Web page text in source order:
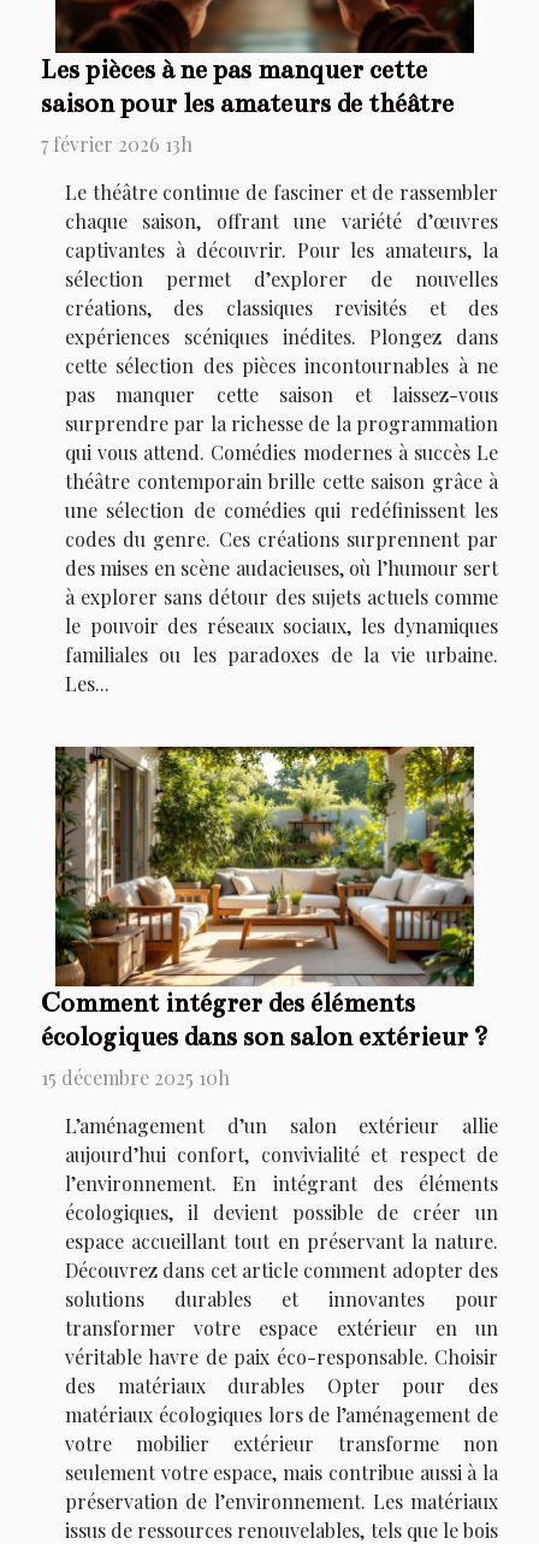
Les pièces à ne pas manquer cette
saison pour les amateurs de théâtre
7 février 2026 13h
Le théâtre continue de fasciner et de rassembler
chaque saison, offrant une variété d’œuvres
captivantes à découvrir. Pour les amateurs, la
sélection permet d’explorer de nouvelles
créations, des classiques revisités et des
expériences scéniques inédites. Plongez dans
cette sélection des pièces incontournables à ne
pas manquer cette saison et laissez-vous
surprendre par la richesse de la programmation
qui vous attend. Comédies modernes à succès Le
théâtre contemporain brille cette saison grâce à
une sélection de comédies qui redéfinissent les
codes du genre. Ces créations surprennent par
des mises en scène audacieuses, où l’humour sert
à explorer sans détour des sujets actuels comme
le pouvoir des réseaux sociaux, les dynamiques
familiales ou les paradoxes de la vie urbaine.
Les...
Comment intégrer des éléments
écologiques dans son salon extérieur ?
15 décembre 2025 10h
L’aménagement d’un salon extérieur allie
aujourd’hui confort, convivialité et respect de
l’environnement. En intégrant des éléments
écologiques, il devient possible de créer un
espace accueillant tout en préservant la nature.
Découvrez dans cet article comment adopter des
solutions durables et innovantes pour
transformer votre espace extérieur en un
véritable havre de paix éco-responsable. Choisir
des matériaux durables Opter pour des
matériaux écologiques lors de l’aménagement de
votre mobilier extérieur transforme non
seulement votre espace, mais contribue aussi à la
préservation de l’environnement. Les matériaux
issus de ressources renouvelables, tels que le bois